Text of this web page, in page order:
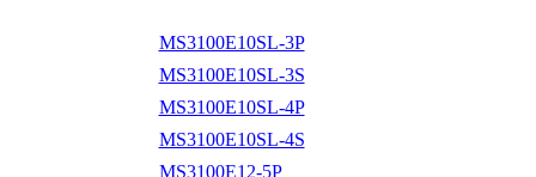
MS3100E10SL-3P
MS3100E10SL-3S
MS3100E10SL-4P
MS3100E10SL-4S
MS3100E12-5P